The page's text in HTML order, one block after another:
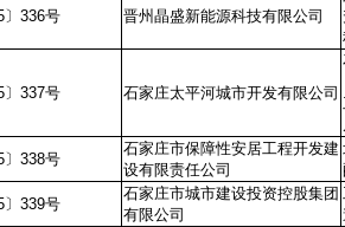
〕336号 晋州晶盛新能源科技有限公司
〕337号 石家庄太平河城市开发有限公司
〕338号
石家庄市保障性安居工程开发建
设有限责任公司
〕339号
石家庄市城市建设投资控股集团
有限公司